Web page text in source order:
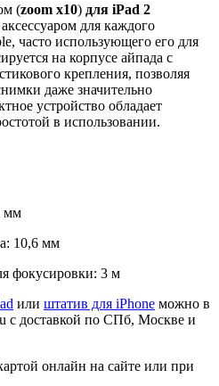
(zoom x10) для iPad 2
для каждого
часто использующего его для
на корпусе айпада с
крепления, позволяя
даже значительно
устройство обладает
в использовании.
мм
10,6 мм
фокусировки: 3 м
или штатив для iPhone можно в
с доставкой по СПб, Москве и
онлайн на сайте или при